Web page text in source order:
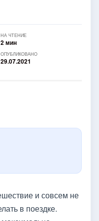
НА ЧТЕНИЕ
2 мин
ОПУБЛИКОВАНО
29.07.2021
и совсем не
в поездке.